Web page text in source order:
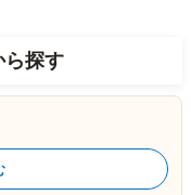
ら探す